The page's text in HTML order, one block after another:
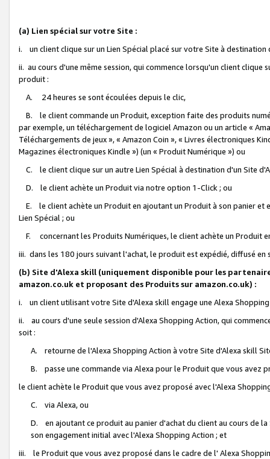
(a) Lien spécial sur votre Site :
i. un client clique sur un Lien Spécial placé sur votre Site à destination
ii. au cours d'une même session, qui commence lorsqu'un client
produit :
A. 24 heures se sont écoulées depuis le clic,
B. le client commande un Produit, exception faite des produits
par exemple, un téléchargement de logiciel Amazon ou un article «
Téléchargements de jeux », « Amazon Coin », « Livres électroniques
Magazines électroniques Kindle ») (un « Produit Numérique ») ou
C. le client clique sur un autre Lien Spécial à destination d'un Site
D. le client achète un Produit via notre option 1-Click ; ou
E. le client achète un Produit en ajoutant un Produit à son panier et
Lien Spécial ; ou
F. concernant les Produits Numériques, le client achète un Produit
iii. dans les 180 jours suivant l'achat, le produit est expédié, diffusé
(b) Site d'Alexa skill (uniquement disponible pour les
amazon.co.uk et proposant des Produits sur amazon.co.uk) :
i. un client utilisant votre Site d'Alexa skill engage une Alexa
ii. au cours d'une seule session d'Alexa Shopping Action, qui
soit :
A. retourne de l'Alexa Shopping Action à votre Site d'Alexa skill
B. passe une commande via Alexa pour le Produit que vous avez
le client achète le Produit que vous avez proposé avec l'Alexa
C. via Alexa, ou
D. en ajoutant ce produit au panier d'achat du client au cours de
son engagement initial avec l'Alexa Shopping Action ; et
iii. le Produit que vous avez proposé dans le cadre de l' Alexa